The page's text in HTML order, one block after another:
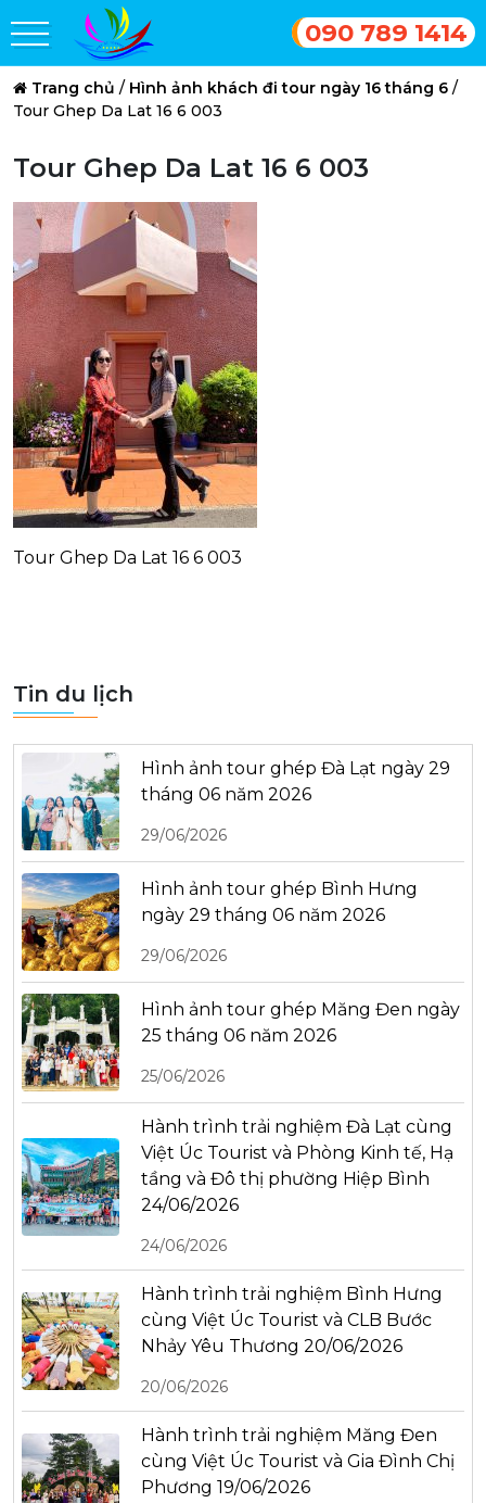
090 789 1414
Trang chủ / Hình ảnh khách đi tour ngày 16 tháng 6 /
Tour Ghep Da Lat 16 6 003
Tour Ghep Da Lat 16 6 003
Tour Ghep Da Lat 16 6 003
Tin du lịch
Hình ảnh tour ghép Đà Lạt ngày 29
tháng 06 năm 2026
29/06/2026
Hình ảnh tour ghép Bình Hưng
ngày 29 tháng 06 năm 2026
29/06/2026
Hình ảnh tour ghép Măng Đen ngày
25 tháng 06 năm 2026
25/06/2026
Hành trình trải nghiệm Đà Lạt cùng
Việt Úc Tourist và Phòng Kinh tế, Hạ
tầng và Đô thị phường Hiệp Bình
24/06/2026
24/06/2026
Hành trình trải nghiệm Bình Hưng
cùng Việt Úc Tourist và CLB Bước
Nhảy Yêu Thương 20/06/2026
20/06/2026
Hành trình trải nghiệm Măng Đen
cùng Việt Úc Tourist và Gia Đình Chị
Phương 19/06/2026